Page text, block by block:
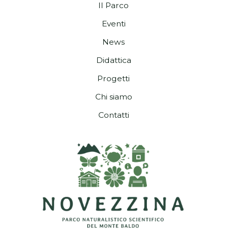
Il Parco
Eventi
News
Didattica
Progetti
Chi siamo
Contatti